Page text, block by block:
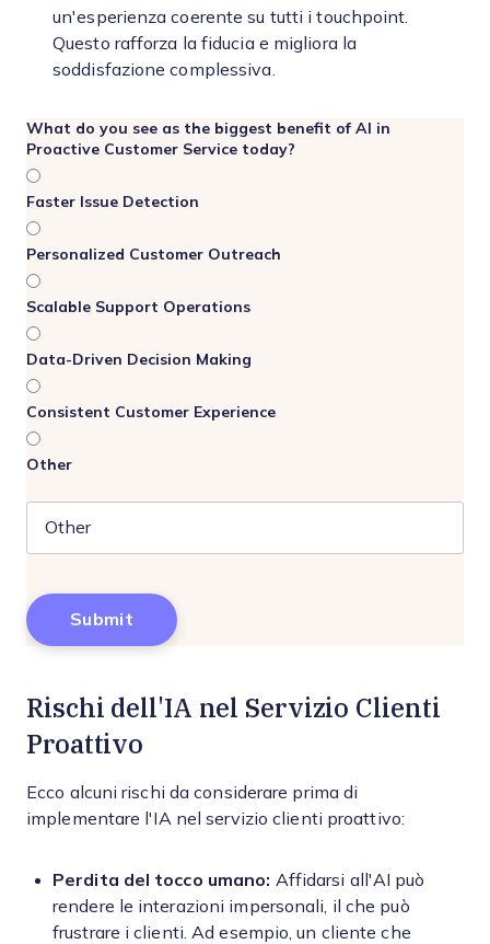
un'esperienza coerente su tutti i touchpoint.
Questo rafforza la fiducia e migliora la
soddisfazione complessiva.
What do you see as the biggest benefit of AI in
Proactive Customer Service today?
Faster Issue Detection
Personalized Customer Outreach
Scalable Support Operations
Data-Driven Decision Making
Consistent Customer Experience
Other
Rischi dell'IA nel Servizio Clienti
Proattivo
Ecco alcuni rischi da considerare prima di
implementare l'IA nel servizio clienti proattivo:
Perdita del tocco umano: Affidarsi all'AI può
rendere le interazioni impersonali, il che può
frustrare i clienti. Ad esempio, un cliente che